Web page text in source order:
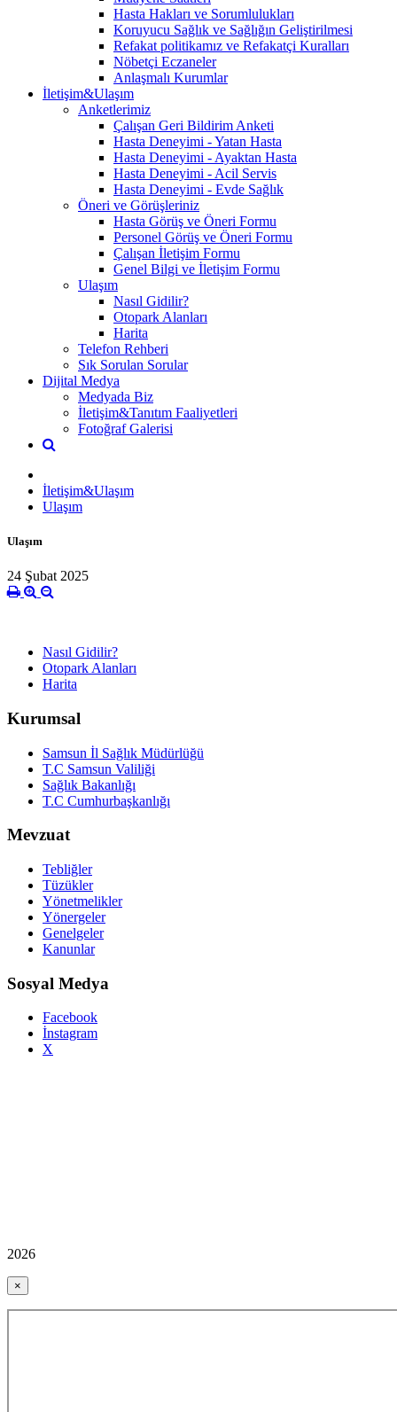
Hasta Hakları ve Sorumlulukları
Koruyucu Sağlık ve Sağlığın Geliştirilmesi
Refakat politikamız ve Refakatçi Kuralları
Nöbetçi Eczaneler
Anlaşmalı Kurumlar
İletişim&Ulaşım
Anketlerimiz
Çalışan Geri Bildirim Anketi
Hasta Deneyimi - Yatan Hasta
Hasta Deneyimi - Ayaktan Hasta
Hasta Deneyimi - Acil Servis
Hasta Deneyimi - Evde Sağlık
Öneri ve Görüşleriniz
Hasta Görüş ve Öneri Formu
Personel Görüş ve Öneri Formu
Çalışan İletişim Formu
Genel Bilgi ve İletişim Formu
Ulaşım
Nasıl Gidilir?
Otopark Alanları
Harita
Telefon Rehberi
Sık Sorulan Sorular
Dijital Medya
Medyada Biz
İletişim&Tanıtım Faaliyetleri
Fotoğraf Galerisi
İletişim&Ulaşım
Ulaşım
Ulaşım
24 Şubat 2025
Nasıl Gidilir?
Otopark Alanları
Harita
Kurumsal
Samsun İl Sağlık Müdürlüğü
T.C Samsun Valiliği
Sağlık Bakanlığı
T.C Cumhurbaşkanlığı
Mevzuat
Tebliğler
Tüzükler
Yönetmelikler
Yönergeler
Genelgeler
Kanunlar
Sosyal Medya
Facebook
İnstagram
X
2026
×